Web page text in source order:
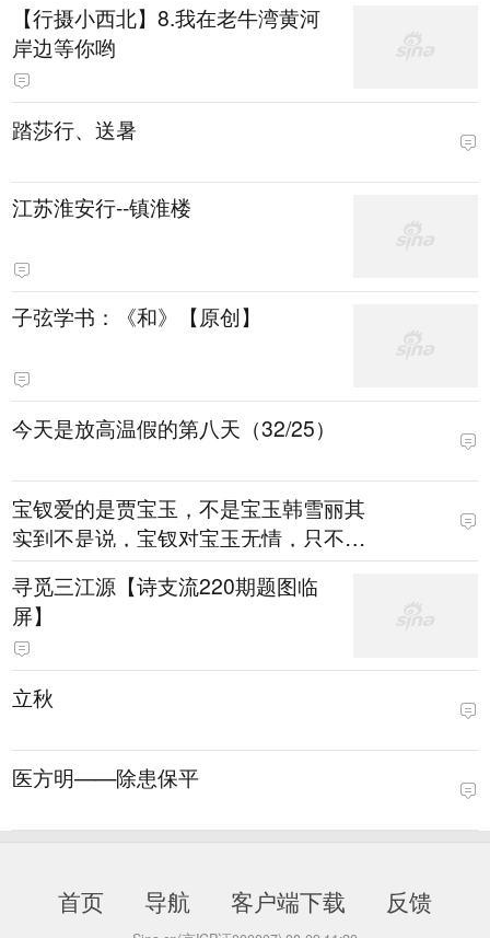
【行摄小西北】8.我在老牛湾黄河
岸边等你哟
踏莎行、送暑
江苏淮安行--镇淮楼
子弦学书：《和》【原创】
今天是放高温假的第八天（32/25）
宝钗爱的是贾宝玉，不是宝玉韩雪丽其
实到不是说，宝钗对宝玉无情，只不
过，因为宝玉是贾宝玉
寻觅三江源【诗支流220期题图临
屏】
立秋
医方明——除患保平
首页 导航 客户端下载 反馈